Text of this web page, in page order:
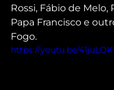
Rossi, Fábio de
Papa Francisco e
Fogo.
https://youtu.be/